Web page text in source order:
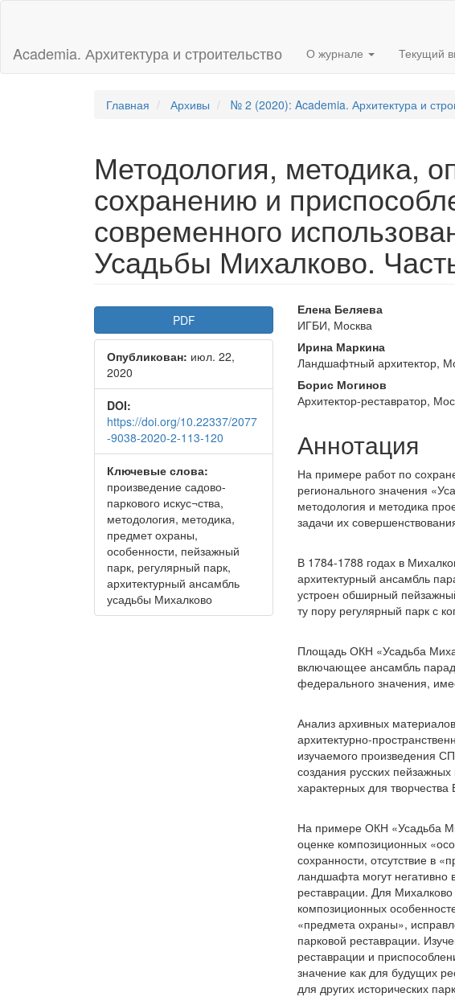
Основное
содержимое
Academia. Архитектура и строительство О журнале Текущий
Главная Архивы № 2 (2020): Academia. Архитектура и
Методология, методика,
сохранению и
современного
Усадьбы Михалково.
Боковая
панель
статьи
PDF
Опубликован: июл. 22,
2020
DOI:
https://doi.org/10.22337/2077
-9038-2020-2-113-120
Ключевые слова:
произведение садово-
паркового искус¬ства,
методология, методика,
предмет охраны,
особенности, пейзажный
парк, регулярный парк,
архитектурный ансамбль
усадьбы Михалково
Основное
содержимое
статьи
Елена Беляева
ИГБИ, Москва
Ирина Маркина
Ландшафтный архитектор,
Борис Могинов
Архитектор-реставратор,
Аннотация
На примере работ по
регионального значения
методология и методика
задачи их
В 1784-1788 годах в
архитектурный ансамбль
устроен обширный
ту пору регулярный парк с
Площадь ОКН «Усадьба
включающее ансамбль
федерального значения,
Анализ архивных
архитектурно-
изучаемого произведения
создания русских
характерных для
На примере ОКН «Усадьба
оценке композиционных
сохранности, отсутствие в
ландшафта могут негативно
реставрации. Для
композиционных
«предмета охраны»,
парковой реставрации.
реставрации и
значение как для будущих
для других исторических